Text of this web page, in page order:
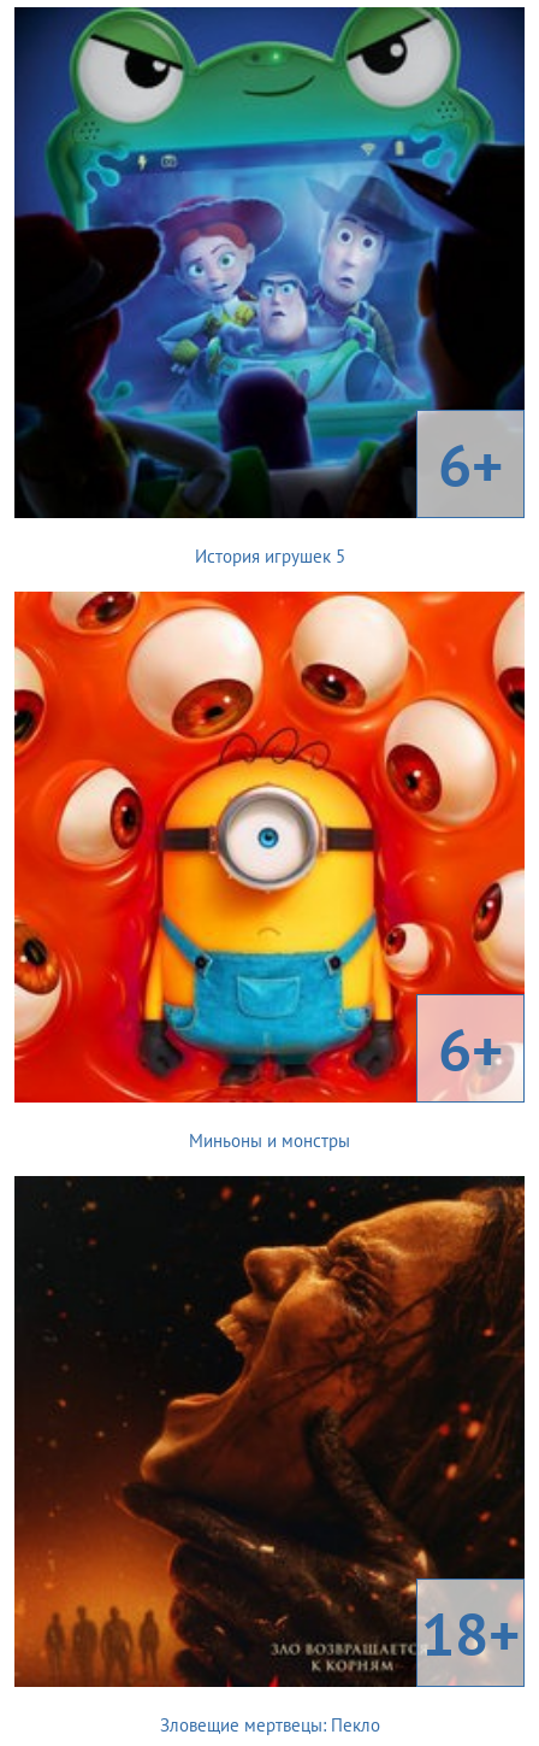
6+
История игрушек 5
6+
Миньоны и монстры
18+
Зловещие мертвецы: Пекло